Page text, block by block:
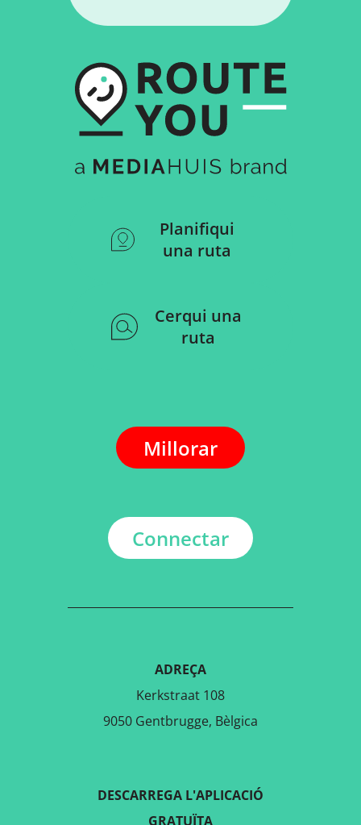
Planifiqui
una ruta
Cerqui una
ruta
Millorar
Connectar
ADREÇA
Kerkstraat 108
9050 Gentbrugge, Bèlgica
DESCARREGA L'APLICACIÓ
GRATUÏTA